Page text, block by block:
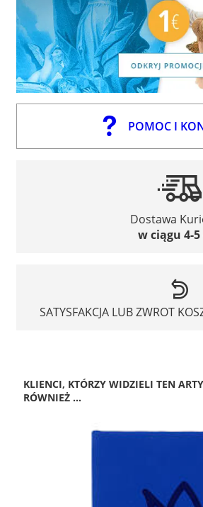
POMOC I
Dostawa
w ciągu 4-
SATYSFAKCJA LUB ZWROT
KLIENCI, KTÓRZY WIDZIELI TEN
RÓWNIEŻ ...